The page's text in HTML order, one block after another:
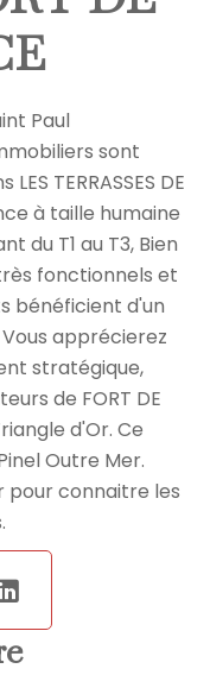
Paul
sont
TERRASSES DE
à taille humaine
du T1 au T3, Bien
fonctionnels et
bénéficient d'un
apprécierez
stratégique,
de FORT DE
d'Or. Ce
Outre Mer.
pour connaitre les